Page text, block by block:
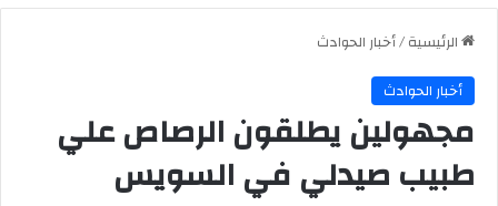
الرئيسية/أخبار الحوادث
أخبار الحوادث
مجهولين يطلقون الرصاص علي
طبيب صيدلي في السويس